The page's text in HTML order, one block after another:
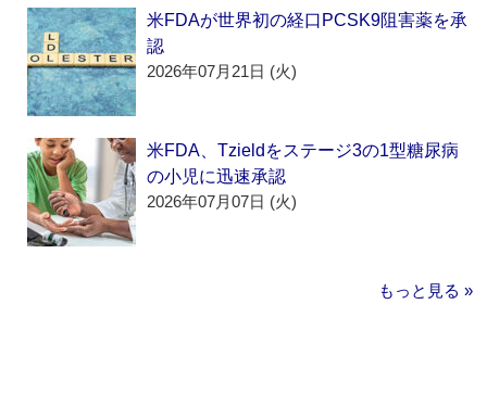
米FDAが世界初の経口PCSK9阻害薬を承
認
2026年07月21日 (火)
米FDA、Tzieldをステージ3の1型糖尿病
の小児に迅速承認
2026年07月07日 (火)
もっと見る »